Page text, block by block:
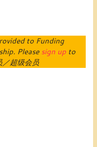
to Funding
Pleasesign up to
／超级会员